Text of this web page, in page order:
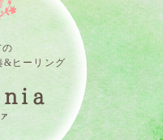
&ヒーリング